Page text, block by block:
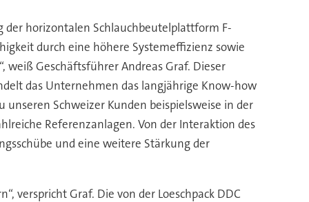
der horizontalen Schlauchbeutelplattform F-
durch eine höhere Systemeffizienz sowie
Geschäftsführer Andreas Graf. Dieser
das Unternehmen das langjährige Know-how
Schweizer Kunden beispielsweise in der
Referenzanlagen. Von der Interaktion des
und eine weitere Stärkung der
verspricht Graf. Die von der Loeschpack DDC